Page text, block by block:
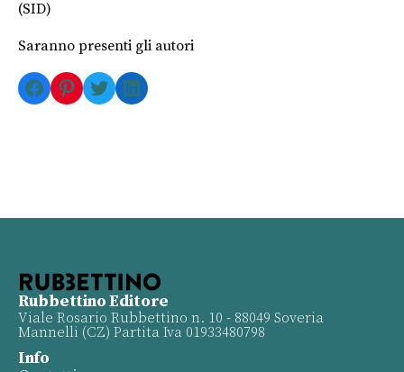
(SID)
Saranno presenti gli autori
Facebook
Pinterest
TwitterLinkedIn
Rubbettino Editore
Viale Rosario Rubbettino n. 10 - 88049 Soveria
Mannelli (CZ) Partita Iva 01933480798
Info